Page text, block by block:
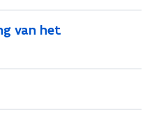
t
n
u
van het